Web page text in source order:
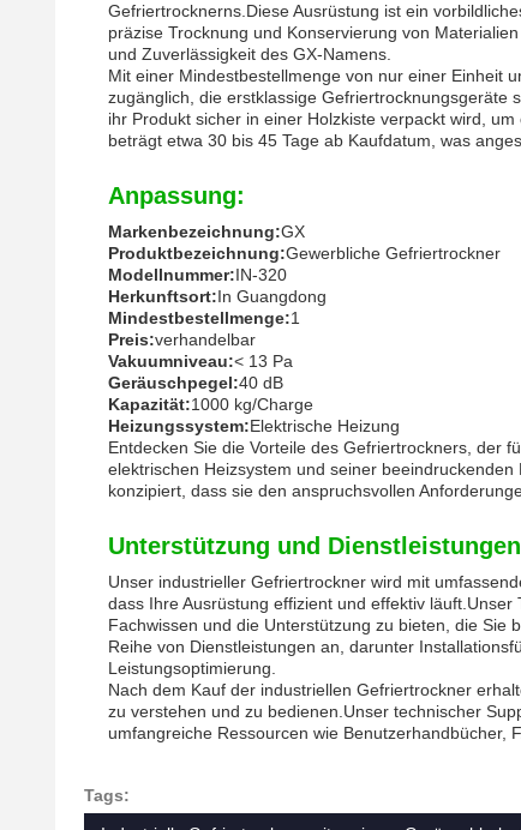
Gefriertrocknerns.Diese Ausrüstung ist ein
präzise Trocknung und Konservierung von
und Zuverlässigkeit des GX-Namens.
Mit einer Mindestbestellmenge von nur einer Einheit
zugänglich, die erstklassige Gefriertrocknungsgeräte
ihr Produkt sicher in einer Holzkiste verpackt wird,
beträgt etwa 30 bis 45 Tage ab Kaufdatum, was
Anpassung:
Markenbezeichnung:GX
Produktbezeichnung:Gewerbliche Gefriertrockner
Modellnummer:IN-320
Herkunftsort:In Guangdong
Mindestbestellmenge:1
Preis:verhandelbar
Vakuumniveau:< 13 Pa
Geräuschpegel:40 dB
Kapazität:1000 kg/Charge
Heizungssystem:Elektrische Heizung
Entdecken Sie die Vorteile des Gefriertrockners, der
elektrischen Heizsystem und seiner
konzipiert, dass sie den anspruchsvollen
Unterstützung und
Unser industrieller Gefriertrockner wird mit
dass Ihre Ausrüstung effizient und effektiv
Fachwissen und die Unterstützung zu bieten, die
Reihe von Dienstleistungen an, darunter
Leistungsoptimierung.
Nach dem Kauf der industriellen Gefriertrockner
zu verstehen und zu bedienen.Unser technischer
umfangreiche Ressourcen wie Benutzerhandbücher,
Tags: